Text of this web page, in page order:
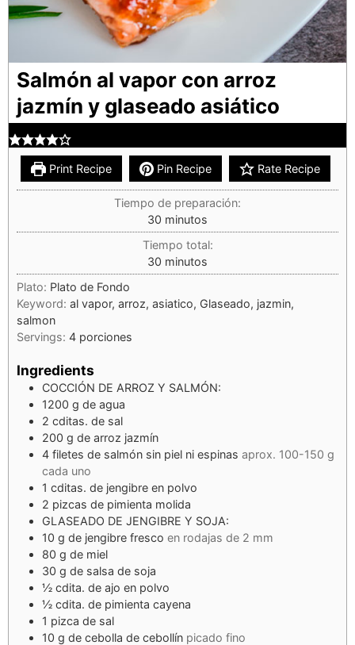
Salmón al vapor con arroz
jazmín y glaseado asiático
Print Recipe Pin Recipe Rate Recipe
Tiempo de preparación:
30 minutos
Tiempo total:
30 minutos
Plato: Plato de Fondo
Keyword: al vapor, arroz, asiatico, Glaseado, jazmin,
salmon
Servings: 4 porciones
Ingredients
COCCIÓN DE ARROZ Y SALMÓN:
1200 g de agua
2 cditas. de sal
200 g de arroz jazmín
4 filetes de salmón sin piel ni espinas aprox. 100-150 g
cada uno
1 cditas. de jengibre en polvo
2 pizcas de pimienta molida
GLASEADO DE JENGIBRE Y SOJA:
10 g de jengibre fresco en rodajas de 2 mm
80 g de miel
30 g de salsa de soja
½ cdita. de ajo en polvo
½ cdita. de pimienta cayena
1 pizca de sal
10 g de cebolla de cebollín picado fino